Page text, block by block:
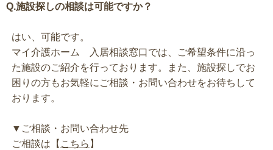
Q.施設探しの相談は可能ですか？
はい、可能です。
マイ介護ホーム 入居相談窓口では、ご希望条件に沿っ
た施設のご紹介を行っております。また、施設探しでお
困りの方もお気軽にご相談・お問い合わせをお待ちして
おります。
▼ご相談・お問い合わせ先
ご相談は【 こちら 】